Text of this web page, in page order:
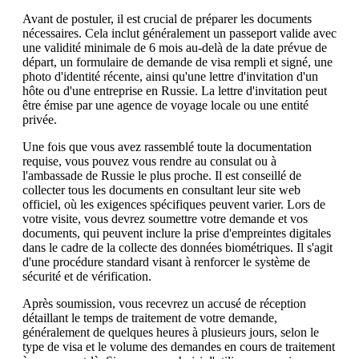
Avant de postuler, il est crucial de préparer les documents
nécessaires. Cela inclut généralement un passeport valide avec
une validité minimale de 6 mois au-delà de la date prévue de
départ, un formulaire de demande de visa rempli et signé, une
photo d'identité récente, ainsi qu'une lettre d'invitation d'un
hôte ou d'une entreprise en Russie. La lettre d'invitation peut
être émise par une agence de voyage locale ou une entité
privée.
Une fois que vous avez rassemblé toute la documentation
requise, vous pouvez vous rendre au consulat ou à
l'ambassade de Russie le plus proche. Il est conseillé de
collecter tous les documents en consultant leur site web
officiel, où les exigences spécifiques peuvent varier. Lors de
votre visite, vous devrez soumettre votre demande et vos
documents, qui peuvent inclure la prise d'empreintes digitales
dans le cadre de la collecte des données biométriques. Il s'agit
d'une procédure standard visant à renforcer le système de
sécurité et de vérification.
Après soumission, vous recevrez un accusé de réception
détaillant le temps de traitement de votre demande,
généralement de quelques heures à plusieurs jours, selon le
type de visa et le volume des demandes en cours de traitement